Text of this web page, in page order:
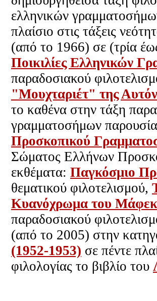
ελληνικών
πλαίσιο στις τάξεις
(από το 1966) σε (τρία
Ποικιλίες Ελληνικών
παραδοσιακού
"Μουχταριέτ" της
το καθένα στην τάξη
γραμματοσήμων
Προσκοπικού
Σώματος Ελλήνων
εκθέματα: Παγκόσμιο
θεματικού φιλοτελισμού,
Κυανόχρωμα του
παραδοσιακού
(από το 2005) στην
(1952-1953) σε πέντε
φιλολογίας το βιβλίο του